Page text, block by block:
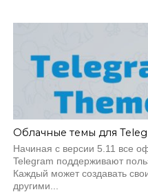
Облачные темы для
Начиная с версии 5.11 все
Telegram поддерживают
Каждый может создавать
другими...